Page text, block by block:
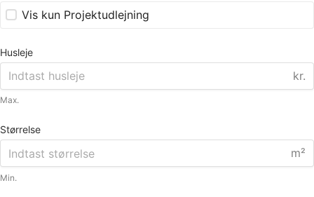
Vis kun Projektudlejning
Husleje
kr.
Max.
Størrelse
m²
Min.